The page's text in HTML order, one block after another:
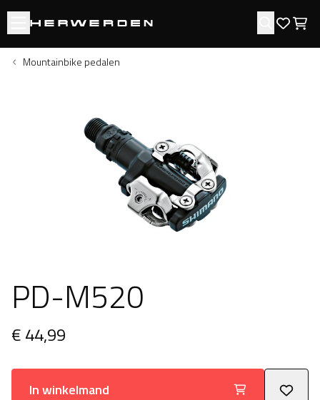
Open menu Zoeken
Mountainbike pedalen
PD-M520
€ 44,99
In winkelmand